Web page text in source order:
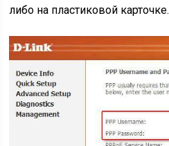
либо на пластиковой карточке.